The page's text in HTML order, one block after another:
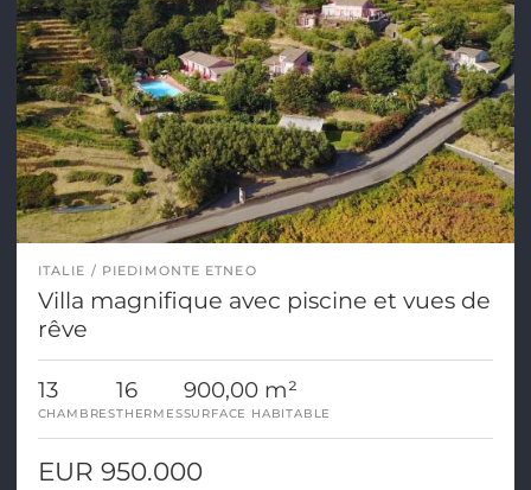
ITALIE PIEDIMONTE ETNEO
Villa magnifique avec piscine et vues de
rêve
13
CHAMBRES
16
THERMES
900,00 m²
SURFACE HABITABLE
EUR 950.000